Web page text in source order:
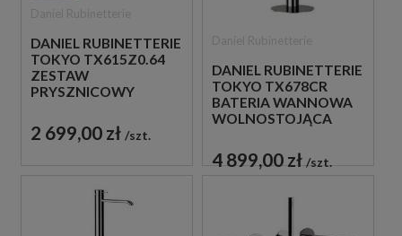
DANIEL RUBINETTERIE
TOKYO TX615Z0.64
ZESTAW
PRYSZNICOWY
2 699,00 zł szt.
DANIEL RUBINETTERIE
TOKYO TX678CR
BATERIA WANNOWA
WOLNOSTOJĄCA
4 899,00 zł szt.